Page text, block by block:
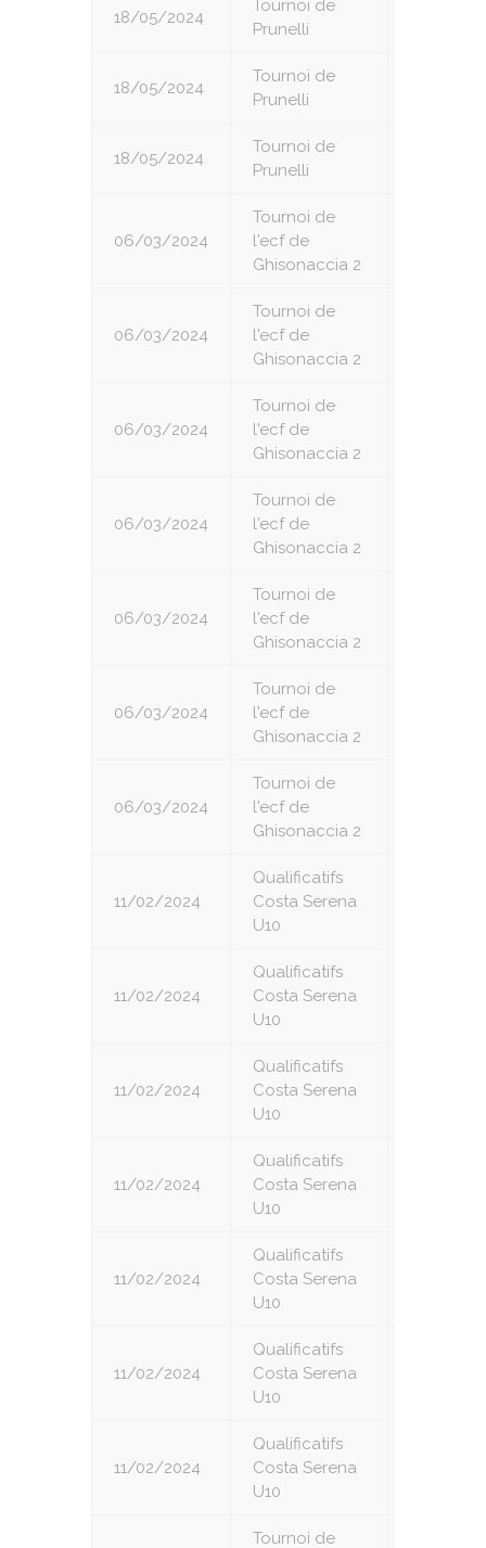
18/05/2024
Tournoi de
Prunelli
18/05/2024
Tournoi de
Prunelli
18/05/2024
Tournoi de
Prunelli
06/03/2024
Tournoi de
l'ecf de
Ghisonaccia 2
06/03/2024
Tournoi de
l'ecf de
Ghisonaccia 2
06/03/2024
Tournoi de
l'ecf de
Ghisonaccia 2
06/03/2024
Tournoi de
l'ecf de
Ghisonaccia 2
06/03/2024
Tournoi de
l'ecf de
Ghisonaccia 2
06/03/2024
Tournoi de
l'ecf de
Ghisonaccia 2
06/03/2024
Tournoi de
l'ecf de
Ghisonaccia 2
11/02/2024
Qualificatifs
Costa Serena
U10
11/02/2024
Qualificatifs
Costa Serena
U10
11/02/2024
Qualificatifs
Costa Serena
U10
11/02/2024
Qualificatifs
Costa Serena
U10
11/02/2024
Qualificatifs
Costa Serena
U10
11/02/2024
Qualificatifs
Costa Serena
U10
11/02/2024
Qualificatifs
Costa Serena
U10
Tournoi de